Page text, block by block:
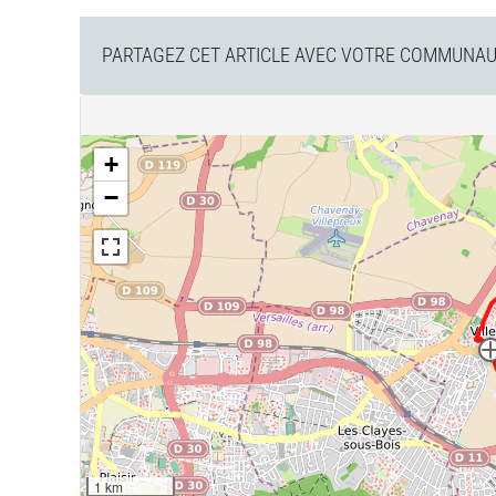
PARTAGEZ CET ARTICLE AVEC VOTRE